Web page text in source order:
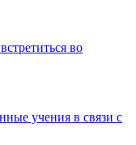
во
учения в связи с